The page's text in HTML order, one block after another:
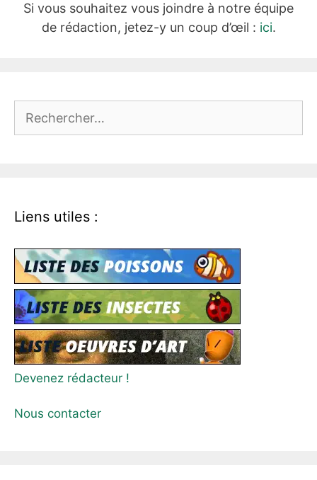
Si vous souhaitez vous joindre à notre équipe
de rédaction, jetez-y un coup d’œil : ici.
Liens utiles :
Devenez rédacteur !
Nous contacter